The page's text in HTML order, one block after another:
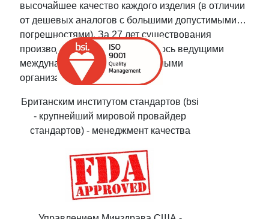
высочайшее качество каждого изделия (в отличии
от дешевых аналогов с большими допустимыми
погрешностями). За 27 лет существования
производство сертифицировалось ведущими
международными и национальными
организациями:
Британским институтом стандартов (bsi
- крупнейший мировой провайдер
стандартов) - менеджмент качества